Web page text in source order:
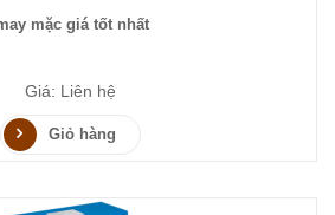
mặc giá tốt nhất
Giá: Liên hệ
Giỏ hàng